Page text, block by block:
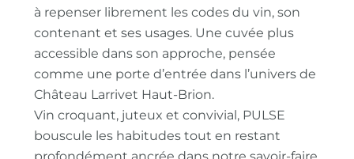
à repenser librement les codes du vin, son
contenant et ses usages. Une cuvée plus
accessible dans son approche, pensée
comme une porte d’entrée dans l’univers de
Château Larrivet Haut-Brion.
Vin croquant, juteux et convivial, PULSE
bouscule les habitudes tout en restant
profondément ancrée dans notre savoir-faire